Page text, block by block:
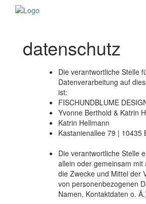
PORTFOLIO
Aktuelle
Projekte
Corporate
Design
Logos
datenschutz
Die verantwortliche Stelle
Datenverarbeitung auf
ist:
FISCHUNDBLUME
Yvonne Berthold & Katrin
Katrin Hellmann
Kastanienallee 79 | 10435
Die verantwortliche Stelle
allein oder gemeinsam mit
die Zwecke und Mittel der
von personenbezogenen
Namen, Kontaktdaten o.